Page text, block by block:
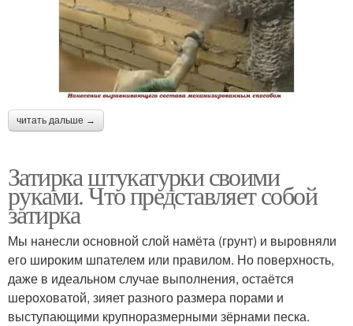
читать дальше →
Затирка штукатурки своими
руками. Что представляет собой
затирка
Мы нанесли основной слой намёта (грунт) и выровняли
его широким шпателем или правилом. Но поверхность,
даже в идеальном случае выполнения, остаётся
шероховатой, зияет разного размера порами и
выступающими крупноразмерными зёрнами песка.